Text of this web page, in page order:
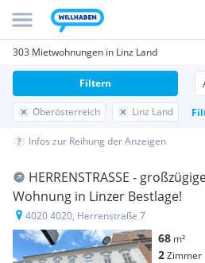
303 Mietwohnungen in Linz Land
Oberösterreich Linz Land
Filtern
Infos zur Reihung der Anzeigen
HERRENSTRASSE -
Wohnung in Linzer Bestlage!
4020 4020, Herrenstraße 7
68 m²
2Zimmer